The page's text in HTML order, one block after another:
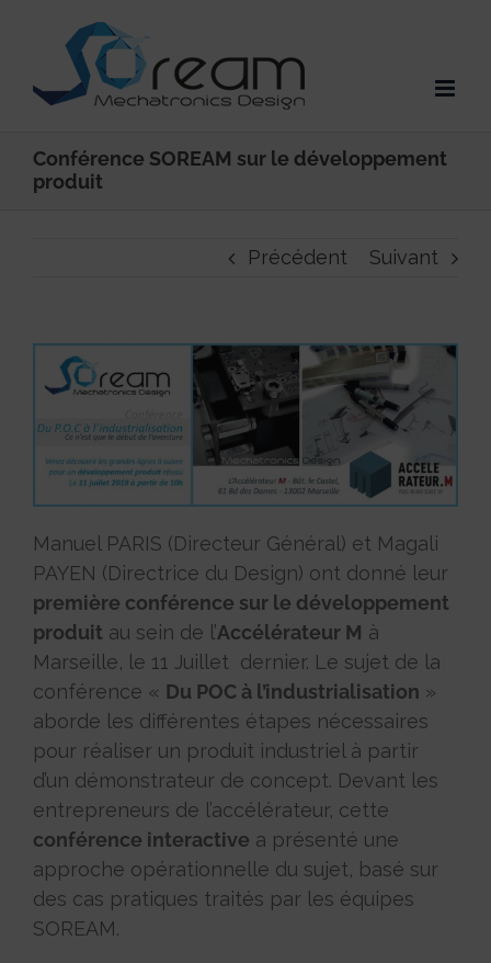
contenu
Conférence SOREAM sur le développement
produit
Précédent Suivant
Manuel PARIS (Directeur Général) et Magali
PAYEN (Directrice du Design) ont donné leur
première conférence sur le développement
produit au sein de l’Accélérateur M à
Marseille, le 11 Juillet dernier. Le sujet de la
conférence « Du POC à l’industrialisation »
aborde les différentes étapes nécessaires
pour réaliser un produit industriel à partir
d’un démonstrateur de concept. Devant les
entrepreneurs de l’accélérateur, cette
conférence interactive a présenté une
approche opérationnelle du sujet, basé sur
des cas pratiques traités par les équipes
SOREAM.